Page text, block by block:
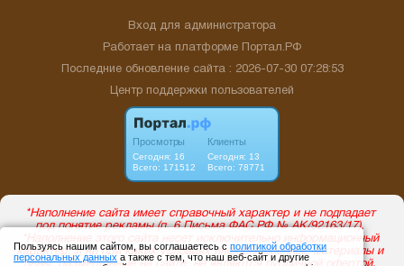
Пользуясь нашим сайтом, вы соглашаетесь с политикой обработки
персональных данных а также с тем, что наш веб-сайт и другие
Вход для администратора
Работает на платформе
Портал.РФ
Последние обновление сайта : 2026-07-30 07:28:53
Центр поддержки пользователей